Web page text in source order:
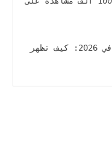
أسرار خوارزمية Instagram في 2026: كيف تظهر